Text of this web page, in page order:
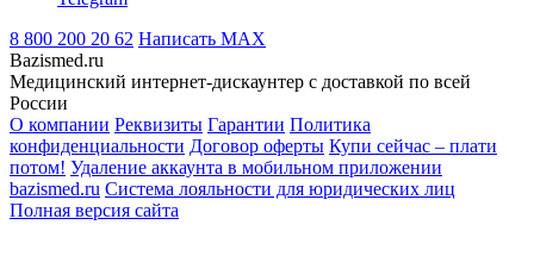
8 800 200 20 62 Написать MAX
Bazismed.ru
Медицинский интернет-дискаунтер с доставкой по всей
России
О компании Реквизиты Гарантии Политика
конфиденциальности Договор оферты Купи сейчас – плати
потом! Удаление аккаунта в мобильном приложении
bazismed.ru Система лояльности для юридических лиц
Полная версия сайта